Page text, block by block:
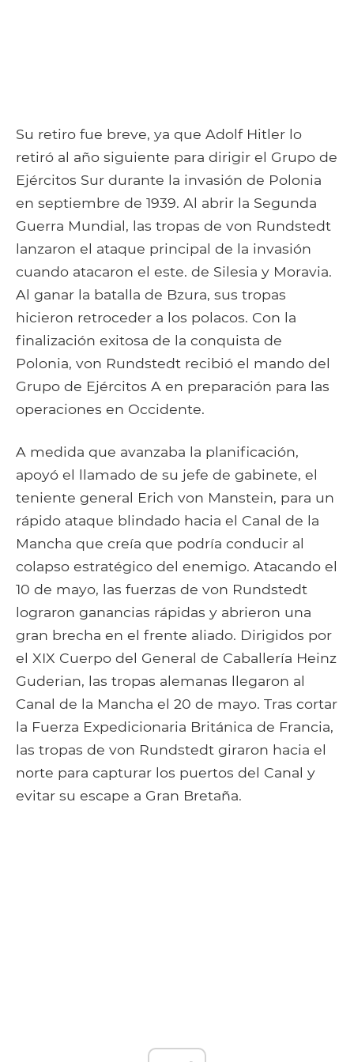
Su retiro fue breve, ya que Adolf Hitler lo
retiró al año siguiente para dirigir el Grupo de
Ejércitos Sur durante la invasión de Polonia
en septiembre de 1939. Al abrir la Segunda
Guerra Mundial, las tropas de von Rundstedt
lanzaron el ataque principal de la invasión
cuando atacaron el este. de Silesia y Moravia.
Al ganar la batalla de Bzura, sus tropas
hicieron retroceder a los polacos. Con la
finalización exitosa de la conquista de
Polonia, von Rundstedt recibió el mando del
Grupo de Ejércitos A en preparación para las
operaciones en Occidente.
A medida que avanzaba la planificación,
apoyó el llamado de su jefe de gabinete, el
teniente general Erich von Manstein, para un
rápido ataque blindado hacia el Canal de la
Mancha que creía que podría conducir al
colapso estratégico del enemigo. Atacando el
10 de mayo, las fuerzas de von Rundstedt
lograron ganancias rápidas y abrieron una
gran brecha en el frente aliado. Dirigidos por
el XIX Cuerpo del General de Caballería Heinz
Guderian, las tropas alemanas llegaron al
Canal de la Mancha el 20 de mayo. Tras cortar
la Fuerza Expedicionaria Británica de Francia,
las tropas de von Rundstedt giraron hacia el
norte para capturar los puertos del Canal y
evitar su escape a Gran Bretaña.